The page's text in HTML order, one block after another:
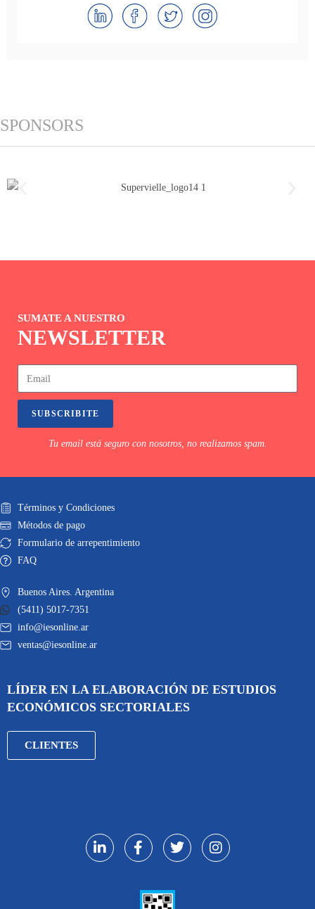
SPONSORS
SUMATE A NUESTRO
NEWSLETTER
SUBSCRIBITE
Tu email está seguro con nosotros, no realizamos spam.
Términos y Condiciones
Métodos de pago
Formulario de arrepentimiento
FAQ
Buenos Aires. Argentina
(5411) 5017-7351
info@iesonline.ar
ventas@iesonline.ar
LÍDER EN LA ELABORACIÓN DE ESTUDIOS
ECONÓMICOS SECTORIALES
CLIENTES